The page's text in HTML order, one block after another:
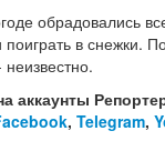
обрадовались
поиграть в снежки.
аккаунты
, Telegram,